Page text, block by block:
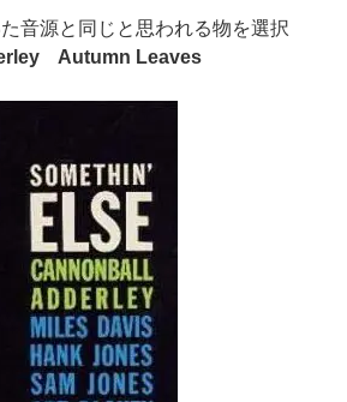
音源と同じと思われる物を選択
Autumn Leaves